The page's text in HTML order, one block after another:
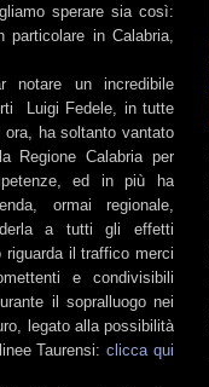
sperare sia così:
in Calabria,
notare un incredibile
Luigi Fedele, in tutte
ha soltanto vantato
Regione Calabria per
ed in più ha
ormai regionale,
a tutti gli effetti
riguarda il traffico merci
e condivisibili
il sopralluogo nei
legato alla possibilità
Taurensi: clicca qui